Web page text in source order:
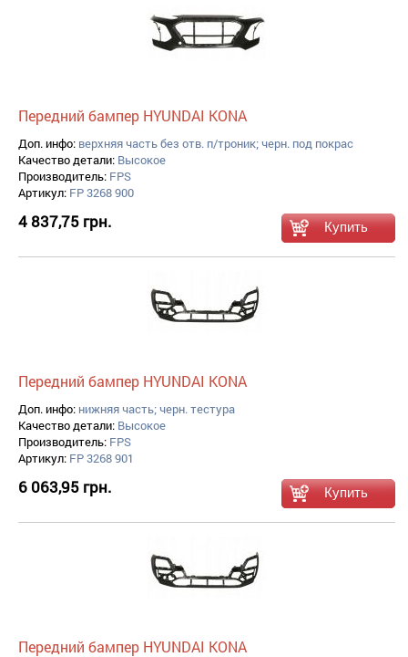
Передний бампер HYUNDAI KONA
Доп. инфо: верхняя часть без отв. п/троник; черн. под покрас
Качество детали: Высокое
Производитель: FPS
Артикул: FP 3268 900
4 837,75 грн.
Передний бампер HYUNDAI KONA
Доп. инфо: нижняя часть; черн. тестура
Качество детали: Высокое
Производитель: FPS
Артикул: FP 3268 901
6 063,95 грн.
Передний бампер HYUNDAI KONA